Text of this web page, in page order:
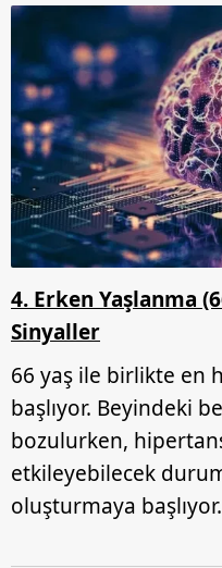
4. Erken Yaşlanma
Sinyaller
66 yaş ile birlikte en
başlıyor. Beyindeki
bozulurken,
etkileyebilecek
oluşturmaya başlıyor.